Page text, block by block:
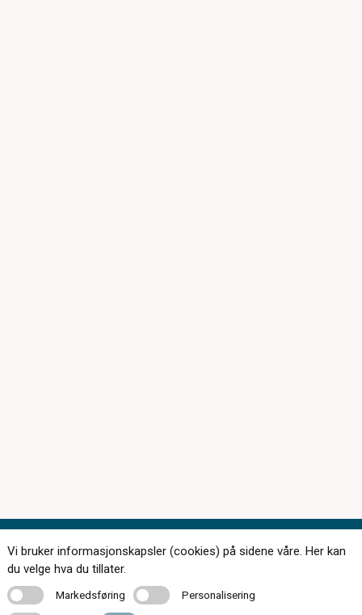
Kontakt oss
Vi bruker informasjonskapsler (cookies) på sidene våre. Her kan
du velge hva du tillater.
MarkedsføringMarkedsføring PersonaliseringPersonalisering